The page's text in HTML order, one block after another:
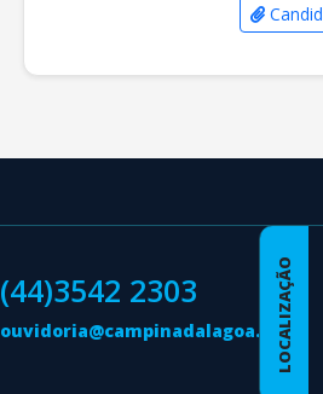
(44)3542 2303 LOCALIZAÇÃO